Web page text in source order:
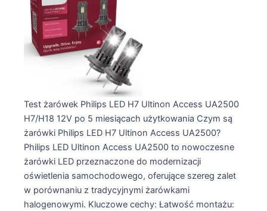
Test żarówek Philips LED H7 Ultinon Access UA2500
H7/H18 12V po 5 miesiącach użytkowania Czym są
żarówki Philips LED H7 Ultinon Access UA2500?
Philips LED Ultinon Access UA2500 to nowoczesne
żarówki LED przeznaczone do modernizacji
oświetlenia samochodowego, oferujące szereg zalet
w porównaniu z tradycyjnymi żarówkami
halogenowymi. Kluczowe cechy: Łatwość montażu: